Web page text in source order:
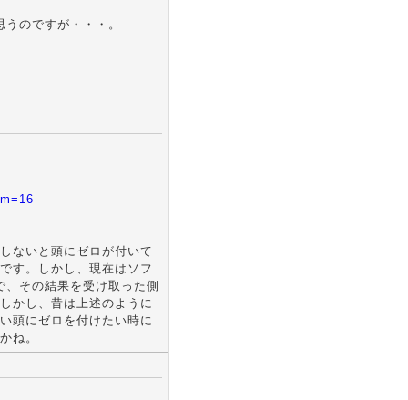
のですが・・・。
ないと頭にゼロが付いて
す。しかし、現在はソフ
その結果を受け取った側
かし、昔は上述のように
頭にゼロを付けたい時に
ね。